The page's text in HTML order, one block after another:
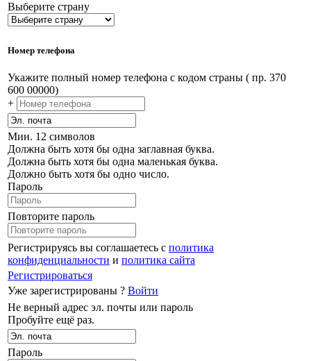
Выберите страну
Номер телефона
Укажите полный номер телефона с кодом страны ( пр. 370
600 00000)
+
Мин. 12 символов
Должна быть хотя бы одна заглавная буква.
Должна быть хотя бы одна маленькая буква.
Должно быть хотя бы одно число.
Пароль
Повторите пароль
Регистрируясь вы соглашаетесь с политика
конфиденциальности и политика сайта
Регистрироваться
Уже зарегистрированы ? Войти
Не верный адрес эл. почты или пароль
Пробуйте ещё раз.
Пароль